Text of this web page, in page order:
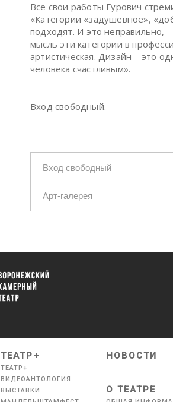
Все свои работы Гурович
«Категории «задушевное»,
подходят. И это неправильно,
мысль эти категории в
артистическая. Дизайн – это
человека счастливым».
Вход свободный.
Вход свободный
Арт-галерея
ТЕАТР+
ТЕАТР+
ВИДЕОАНТОЛОГИЯ
ВЫСТАВКИ
НОВОСТИ
О ТЕАТРЕ